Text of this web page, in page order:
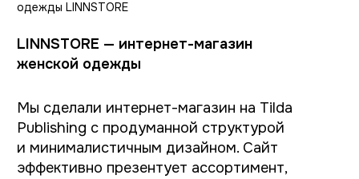
Что важно понять
перед запуском
Собственный интернет-магазин редко
начинает приносить результат мгновенно
и это нормально. Свой магазин работает
иначе — он постепенно формирует
устойчивую связь с аудиторией, но именно